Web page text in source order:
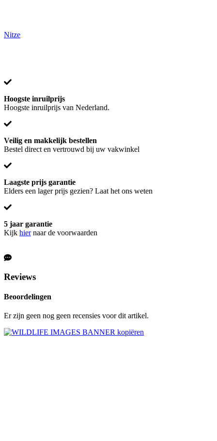
Nitze
Hoogste inruilprijs
Hoogste inruilprijs van Nederland.
Veilig en makkelijk bestellen
Bestel direct en vertrouwd bij uw vakwinkel
Laagste prijs garantie
Elders een lager prijs gezien? Laat het ons weten
5 jaar garantie
Kijk hiernaar de voorwaarden
Reviews
Beoordelingen
Er zijn geen nog geen recensies voor dit artikel.